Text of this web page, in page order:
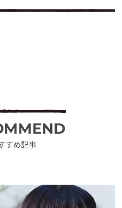
すめ記事